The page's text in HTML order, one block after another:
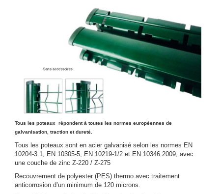
Tous les poteaux répondent à toutes les normes européennes de
galvanisation, traction et dureté.
Tous les poteaux sont en acier galvanisé selon les normes EN
10204-3.1, EN 10305-5, EN 10219-1/2 et EN 10346:2009, avec
une couche de zinc Z-220 / Z-275
Recouvrement de polyester (PES) thermo avec traitement
anticorrosion d’un minimum de 120 microns.